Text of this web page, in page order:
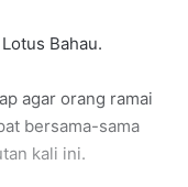
Bahau.
agar orang ramai
bersama-sama
kali ini.